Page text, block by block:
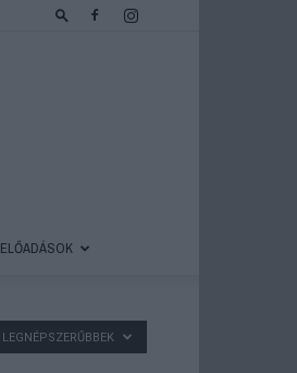
ELŐADÁSOK
LEGNÉPSZERŰBBEK